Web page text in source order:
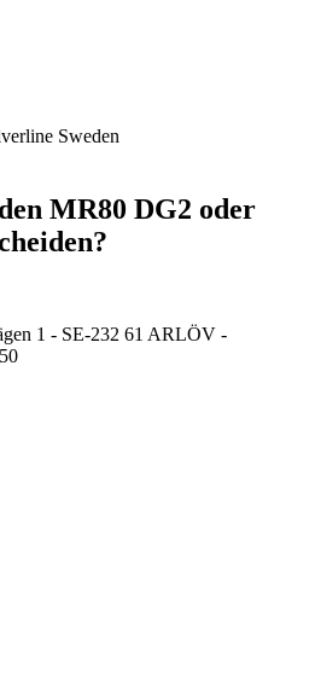
MR80 DG2 oder
1 - SE-232 61 ARLÖV -